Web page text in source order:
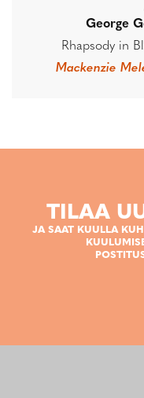
George
Rhapsody in
Mackenzie
TILAA
JA SAAT KUULLA